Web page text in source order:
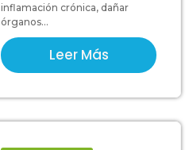
inflamación crónica, dañar
órganos...
Leer Más